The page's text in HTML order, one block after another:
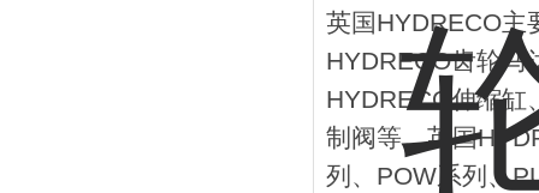
英国HYDRECO主
HYDRECO齿轮马
HYDRECO伸缩缸
制阀等。英国
列、POW系列、